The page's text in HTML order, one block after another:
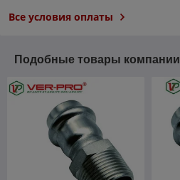
Все условия оплаты
Подобные товары компании